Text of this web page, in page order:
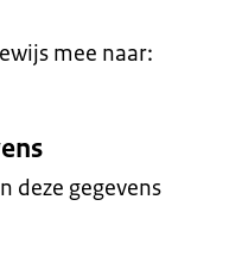
mee naar:
deze gegevens